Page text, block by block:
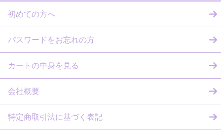
初めての方へ
パスワードをお忘れの方
カートの中身を見る
会社概要
特定商取引法に基づく表記